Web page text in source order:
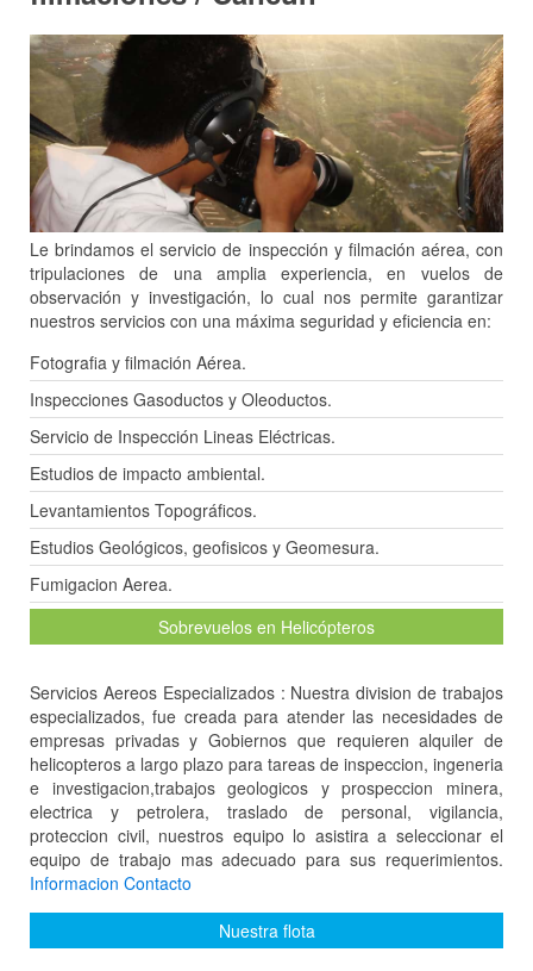
Le brindamos el servicio de inspección y filmación aérea, con
tripulaciones de una amplia experiencia, en vuelos de
observación y investigación, lo cual nos permite garantizar
nuestros servicios con una máxima seguridad y eficiencia en:
Fotografia y filmación Aérea.
Inspecciones Gasoductos y Oleoductos.
Servicio de Inspección Lineas Eléctricas.
Estudios de impacto ambiental.
Levantamientos Topográficos.
Estudios Geológicos, geofisicos y Geomesura.
Fumigacion Aerea.
Sobrevuelos en Helicópteros
Servicios Aereos Especializados : Nuestra division de trabajos
especializados, fue creada para atender las necesidades de
empresas privadas y Gobiernos que requieren alquiler de
helicopteros a largo plazo para tareas de inspeccion, ingeneria
e investigacion,trabajos geologicos y prospeccion minera,
electrica y petrolera, traslado de personal, vigilancia,
proteccion civil, nuestros equipo lo asistira a seleccionar el
equipo de trabajo mas adecuado para sus requerimientos.
Informacion Contacto
Nuestra flota